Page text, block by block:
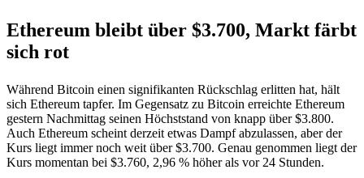
Ethereum bleibt über $3.700, Markt färbt
sich rot
Während Bitcoin einen signifikanten Rückschlag erlitten hat, hält
sich Ethereum tapfer. Im Gegensatz zu Bitcoin erreichte Ethereum
gestern Nachmittag seinen Höchststand von knapp über $3.800.
Auch Ethereum scheint derzeit etwas Dampf abzulassen, aber der
Kurs liegt immer noch weit über $3.700. Genau genommen liegt der
Kurs momentan bei $3.760, 2,96 % höher als vor 24 Stunden.